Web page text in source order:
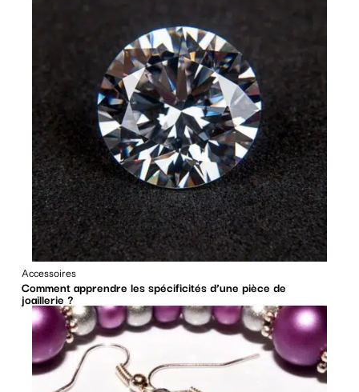
Accessoires
Comment apprendre les spécificités d’une pièce de
joaillerie ?